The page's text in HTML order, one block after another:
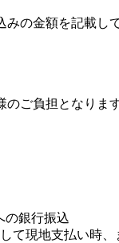
の金額を記載し
ご負担となります
の銀行振込
て現地支払い時